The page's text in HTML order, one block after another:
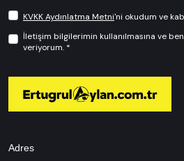
KVKK Aydınlatma Metni'ni okudum ve
İletişim bilgilerimin kullanılmasına ve
veriyorum. *
Adres